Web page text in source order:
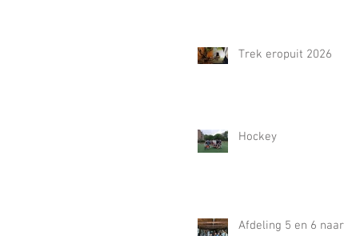
Trek eropuit 2026
Hockey
Afdeling 5 en 6 naar